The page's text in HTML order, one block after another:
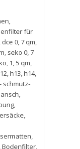
,
für
, dce 0,7 qm,
, seko 0,7
, 1,5 qm,
,h13,h14,
schmutz-
,
,
,
,
,Bodenfilter,